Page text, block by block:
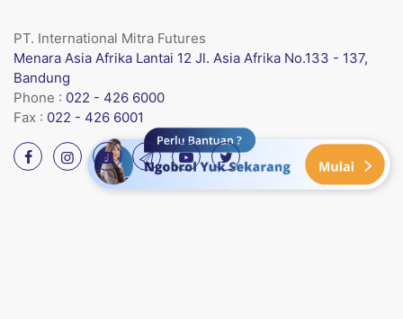
PT. International Mitra Futures
Menara Asia Afrika Lantai 12 Jl. Asia Afrika No.133 - 137,
Bandung
Phone : 022 - 426 6000
Fax : 022 - 426 6001